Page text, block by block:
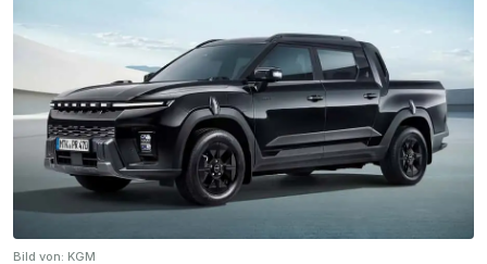
Bild von: KGM